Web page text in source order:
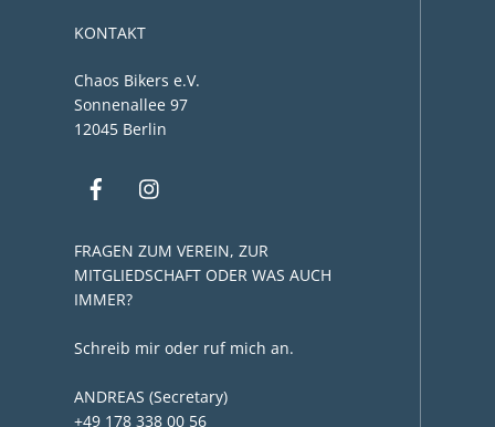
KONTAKT
Chaos Bikers e.V.
Sonnenallee 97
12045 Berlin
FRAGEN ZUM VEREIN, ZUR
MITGLIEDSCHAFT ODER WAS AUCH
IMMER?
Schreib mir oder ruf mich an.
ANDREAS (Secretary)
+49 178 338 00 56